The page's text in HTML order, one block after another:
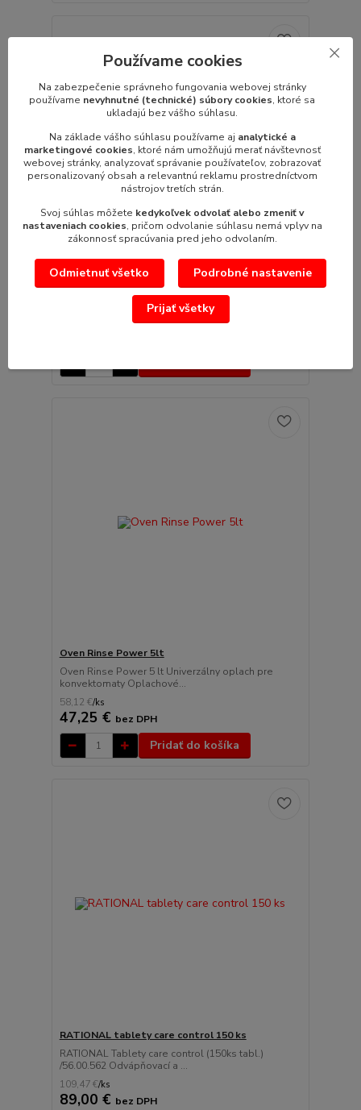
Oven Cleaner Power 5 lt
Oven Cleaner Power 5 lt Univerzálny umývací
prostriedok pre konvekt...
Oven Rinse Power 5lt
Oven Rinse Power 5 lt Univerzálny oplach pre
konvektomaty Oplachové...
58,12 €/ks
47,25 € bez DPH
Pridať do košíka
RATIONAL tablety care control 150 ks
RATIONAL Tablety care control (150ks tabl.)
/56.00.562 Odvápňovací a ...
109,47 €/ks
89,00 € bez DPH
Používame cookies
Na zabezpečenie správneho fungovania webovej stránky
používame nevyhnutné (technické) súbory cookies, ktoré sa
ukladajú bez vášho súhlasu.
Na základe vášho súhlasu používame aj analytické a
marketingové cookies, ktoré nám umožňujú merať návštevnosť
webovej stránky, analyzovať správanie používateľov, zobrazovať
personalizovaný obsah a relevantnú reklamu prostredníctvom
nástrojov tretích strán.
Svoj súhlas môžete kedykoľvek odvolať alebo zmeniť v
nastaveniach cookies, pričom odvolanie súhlasu nemá vplyv na
zákonnosť spracúvania pred jeho odvolaním.
Odmietnuť všetko Podrobné nastavenie
Prijať všetky